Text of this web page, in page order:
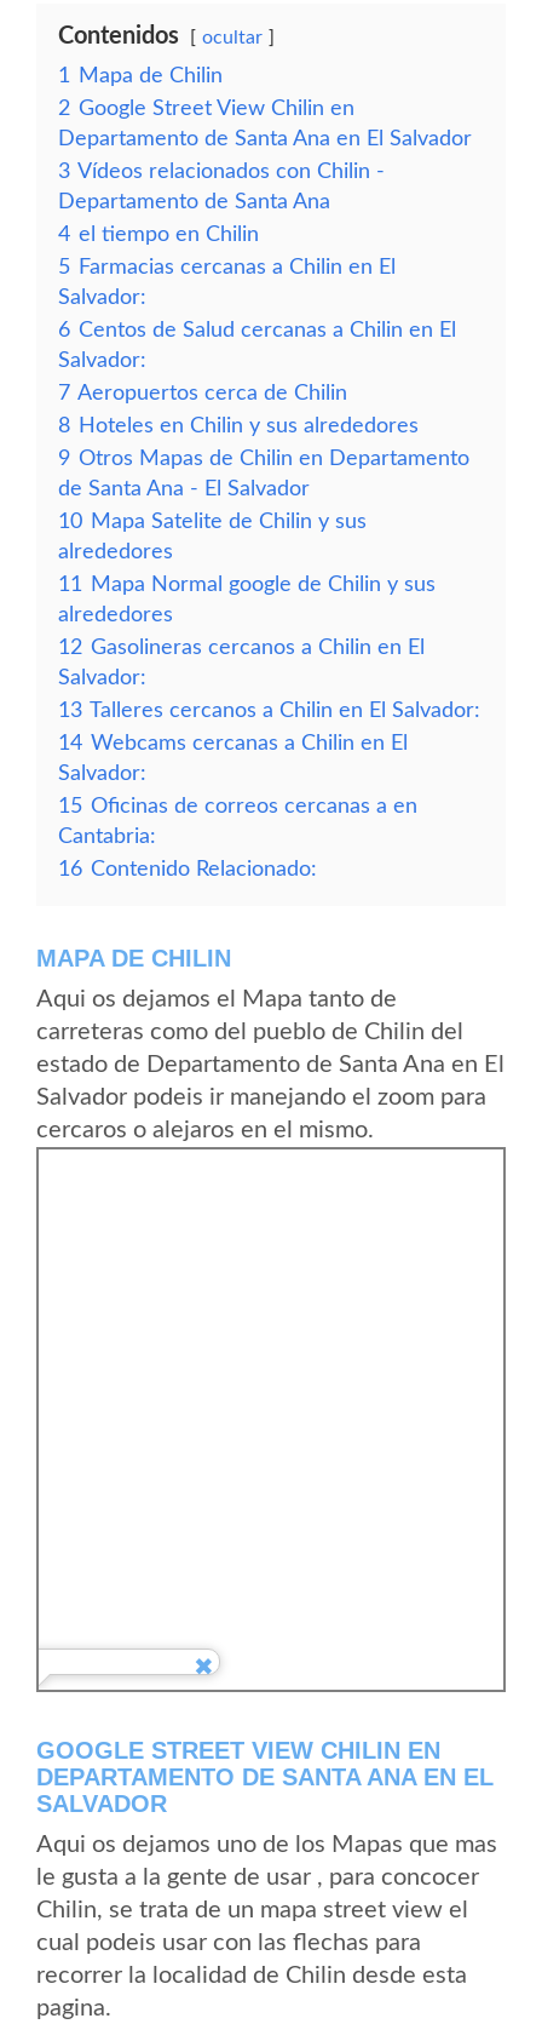
Contenidos ocultar
1
Mapa de Chilin
2 Google Street View Chilin en
Departamento de Santa Ana en El Salvador
3 Vídeos relacionados con Chilin -
Departamento de Santa Ana
4 el tiempo en Chilin
5 Farmacias cercanas a Chilin en El
Salvador:
6 Centos de Salud cercanas a Chilin en El
Salvador:
7 Aeropuertos cerca de Chilin
8 Hoteles en Chilin y sus alrededores
9 Otros Mapas de Chilin en Departamento
de Santa Ana - El Salvador
10 Mapa Satelite de Chilin y sus
alrededores
11
Mapa Normal google de Chilin y sus
alrededores
12 Gasolineras cercanos a Chilin en El
Salvador:
13 Talleres cercanos a Chilin en El Salvador:
14 Webcams cercanas a Chilin en El
Salvador:
15 Oficinas de correos cercanas a en
Cantabria:
16 Contenido Relacionado:
MAPA DE CHILIN
Aqui os dejamos el Mapa tanto de
carreteras como del pueblo de Chilin del
estado de Departamento de Santa Ana en El
Salvador podeis ir manejando el zoom para
cercaros o alejaros en el mismo.
GOOGLE STREET VIEW CHILIN EN
DEPARTAMENTO DE SANTA ANA EN EL
SALVADOR
Aqui os dejamos uno de los Mapas que mas
le gusta a la gente de usar , para concocer
Chilin, se trata de un mapa street view el
cual podeis usar con las flechas para
recorrer la localidad de Chilin desde esta
pagina.